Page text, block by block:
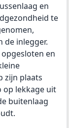
en
te
de inlegger.
en
zijn plaats
op lekkage uit
buitenlaag